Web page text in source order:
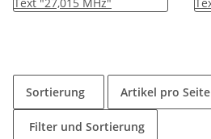
Sortierung Artikel pro Seite
Filter und Sortierung